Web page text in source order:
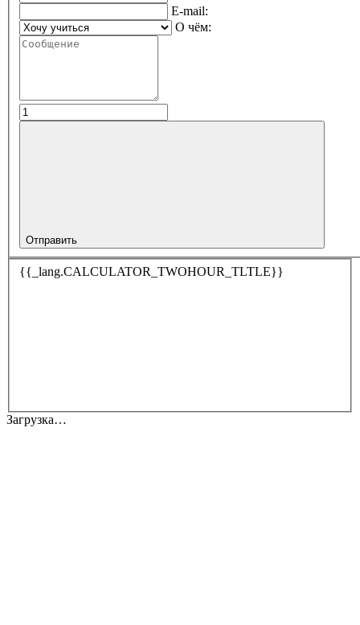
E-mail:
О чём:
Отправить
{{_lang.CALCULATOR_TWOHOUR_TLTLE}}
Загрузка…